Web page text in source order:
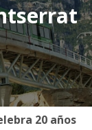
20 años